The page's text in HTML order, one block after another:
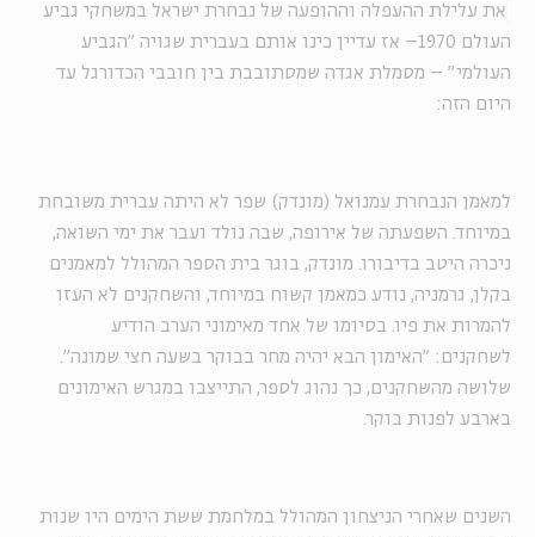
את עלילת ההעפלה וההופעה של נבחרת ישראל במשחקי גביע
העולם 1970– אז עדיין כינו אותם בעברית שגויה "הגביע
העולמי" – מסמלת אגדה שמסתובבת בין חובבי הכדורגל עד
היום הזה:
למאמן הנבחרת עמנואל (מונדק) שפר לא היתה עברית משובחת
במיוחד. השפעתה של אירופה, שבה נולד ועבר את ימי השואה,
ניכרה היטב בדיבורו. מונדק, בוגר בית הספר המהולל למאמנים
בקלן, גרמניה, נודע כמאמן קשוח במיוחד, והשחקנים לא העזו
להמרות את פיו. בסיומו של אחד מאימוני הערב הודיע
לשחקנים: "האימון הבא יהיה מחר בבוקר בשעה חצי שמונה".
שלושה מהשחקנים, כך נהוג לספר, התייצבו במגרש האימונים
בארבע לפנות בוקר.
השנים שאחרי הניצחון המהולל במלחמת ששת הימים היו שנות